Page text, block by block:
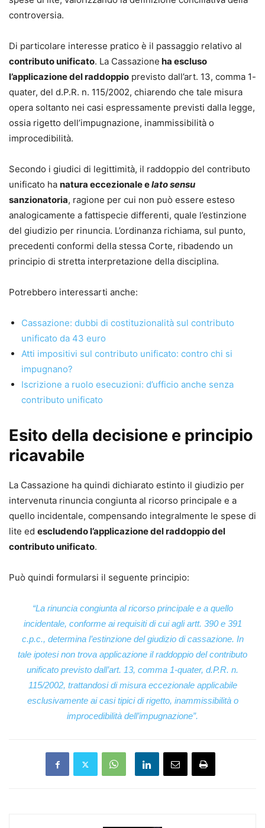
controversia.
Di particolare interesse pratico è il passaggio relativo al
contributo unificato. La Cassazione ha escluso
l’applicazione del raddoppio previsto dall’art. 13, comma 1-
quater, del d.P.R. n. 115/2002, chiarendo che tale misura
opera soltanto nei casi espressamente previsti dalla legge,
ossia rigetto dell’impugnazione, inammissibilità o
improcedibilità.
Secondo i giudici di legittimità, il raddoppio del contributo
unificato ha natura eccezionale elato sensu
sanzionatoria, ragione per cui non può essere esteso
analogicamente a fattispecie differenti, quale l’estinzione
del giudizio per rinuncia. L’ordinanza richiama, sul punto,
precedenti conformi della stessa Corte, ribadendo un
principio di stretta interpretazione della disciplina.
Potrebbero interessarti anche:
Cassazione: dubbi di costituzionalità sul contributo
unificato da 43 euro
Atti impositivi sul contributo unificato: contro chi si
impugnano?
Iscrizione a ruolo esecuzioni: d’ufficio anche senza
contributo unificato
Esito della decisione e principio
ricavabile
La Cassazione ha quindi dichiarato estinto il giudizio per
intervenuta rinuncia congiunta al ricorso principale e a
quello incidentale, compensando integralmente le spese di
lite ed escludendo l’applicazione del raddoppio del
contributo unificato.
Può quindi formularsi il seguente principio:
“La rinuncia congiunta al ricorso principale e a quello
incidentale, conforme ai requisiti di cui agli artt. 390 e 391
c.p.c., determina l’estinzione del giudizio di cassazione. In
tale ipotesi non trova applicazione il raddoppio del contributo
unificato previsto dall’art. 13, comma 1-quater, d.P.R. n.
115/2002, trattandosi di misura eccezionale applicabile
esclusivamente ai casi tipici di rigetto, inammissibilità o
improcedibilità dell’impugnazione”.